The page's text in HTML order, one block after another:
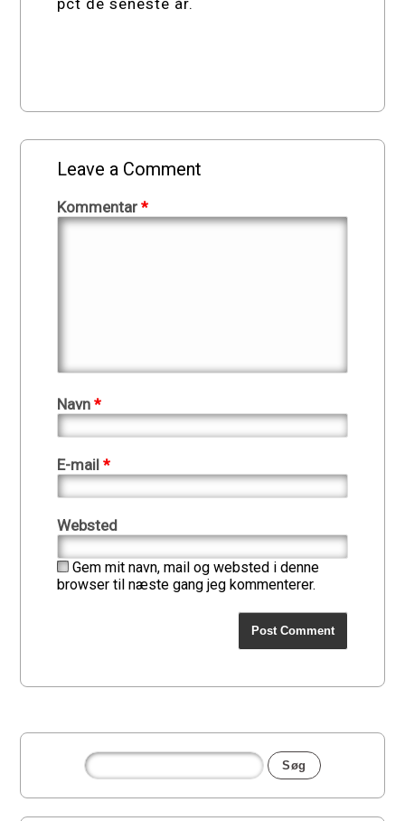
pct de seneste år.
Leave a Comment
Kommentar*
Navn*
E-mail*
Websted
Gem mit navn, mail og websted i denne
browser til næste gang jeg kommenterer.